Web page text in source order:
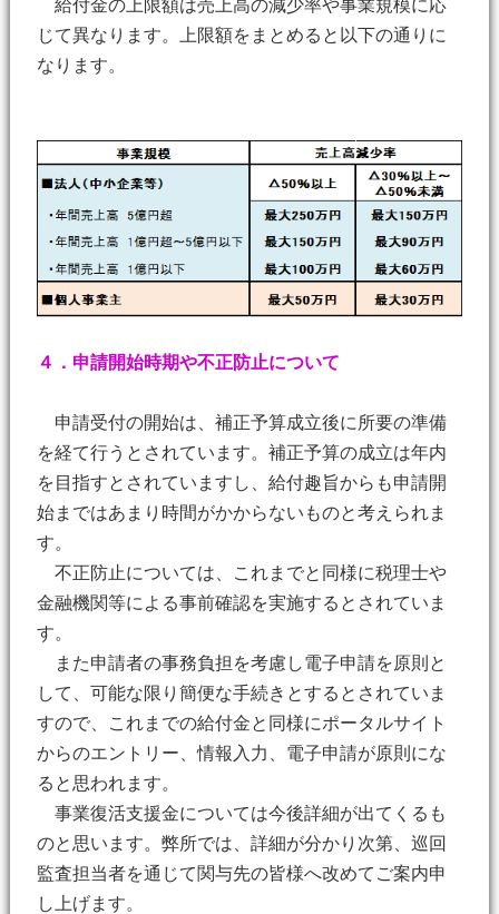
給付金の上限額は売上高の減少率や事業規模に応
じて異なります。上限額をまとめると以下の通りに
なります。
４．申請開始時期や不正防止について
申請受付の開始は、補正予算成立後に所要の準備
を経て行うとされています。補正予算の成立は年内
を目指すとされていますし、給付趣旨からも申請開
始まではあまり時間がかからないものと考えられま
す。
不正防止については、これまでと同様に税理士や
金融機関等による事前確認を実施するとされていま
す。
また申請者の事務負担を考慮し電子申請を原則と
して、可能な限り簡便な手続きとするとされていま
すので、これまでの給付金と同様にポータルサイト
からのエントリー、情報入力、電子申請が原則にな
ると思われます。
事業復活支援金については今後詳細が出てくるも
のと思います。弊所では、詳細が分かり次第、巡回
監査担当者を通じて関与先の皆様へ改めてご案内申
し上げます。